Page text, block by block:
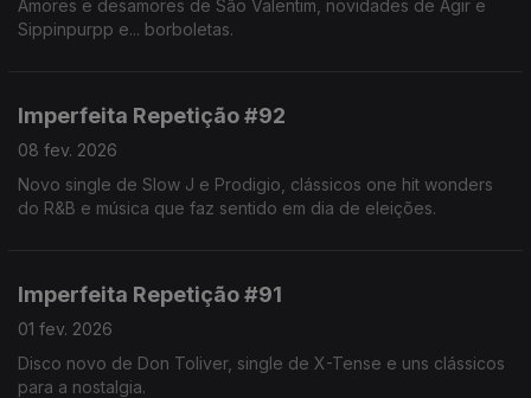
Amores e desamores de São Valentim, novidades de Agir e
Sippinpurpp e... borboletas.
Imperfeita Repetição #92
08 fev. 2026
Novo single de Slow J e Prodigio, clássicos one hit wonders
do R&B e música que faz sentido em dia de eleições.
Imperfeita Repetição #91
01 fev. 2026
Disco novo de Don Toliver, single de X-Tense e uns clássicos
para a nostalgia.